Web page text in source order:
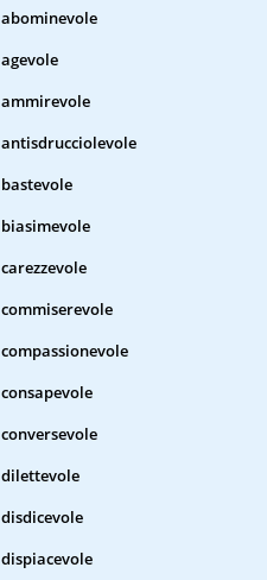
abominevole
agevole
ammirevole
antisdrucciolevole
bastevole
biasimevole
carezzevole
commiserevole
compassionevole
consapevole
conversevole
dilettevole
disdicevole
dispiacevole